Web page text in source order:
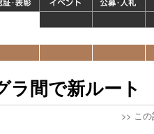
ラ間で新ルート
>> こ